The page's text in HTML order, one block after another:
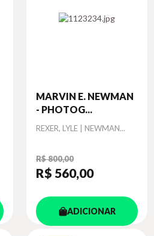
MARVIN E. NEWMAN
- PHOTOG...
Autor
REXER, LYLE | NEWMAN...
R$ 800,00
R$ 560,00
ADICIONAR